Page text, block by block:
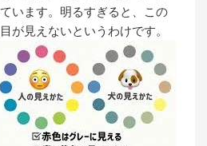
います。明るすぎると、この
が見えないというわけです。